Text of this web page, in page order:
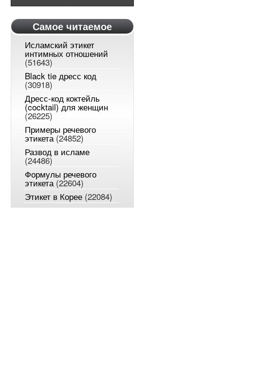
Самое читаемое
Исламский этикет
интимных отношений
(51643)
Black tie дресс код
(30918)
Дресс-код коктейль
(cocktail) для женщин
(26225)
Примеры речевого
этикета (24852)
Развод в исламе
(24486)
Формулы речевого
этикета (22604)
Этикет в Корее (22084)